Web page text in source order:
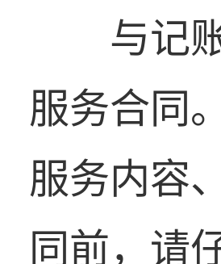
与记
服务合同
服务内容
同前，请